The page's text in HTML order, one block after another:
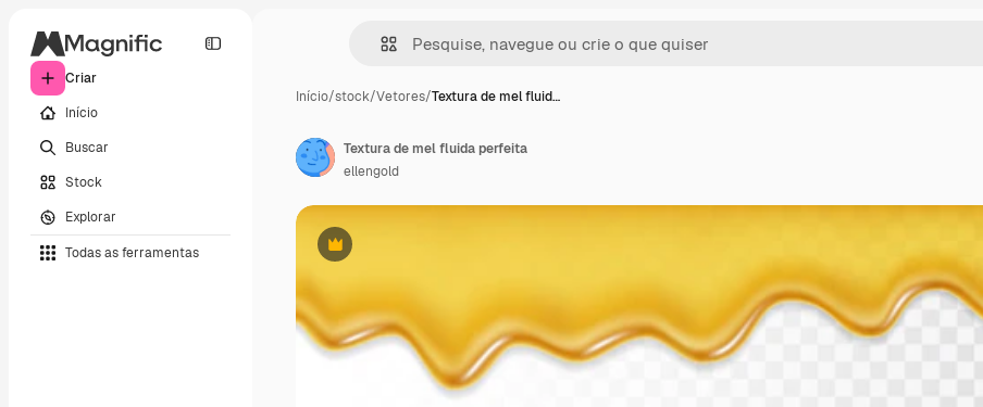
Criar
Início
Buscar
Stock
Explorar
Todas as ferramentas
Início/stock/Vetores/Textura de mel fluid…
Premium
Textura de mel fluida perfeita
ellengold